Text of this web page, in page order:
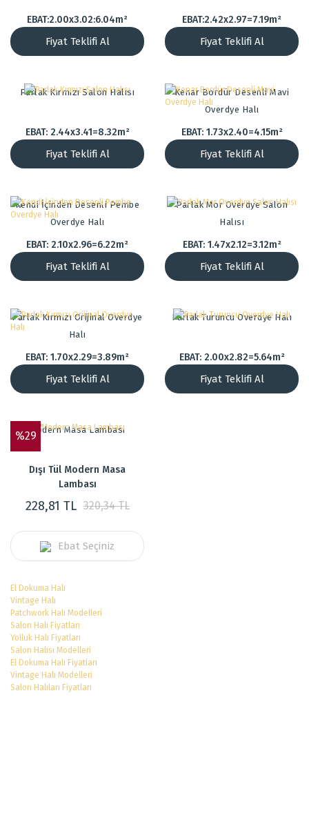
EBAT:2.00x3.02:6.04m²
Fiyat Teklifi Al
EBAT:2.42x2.97=7.19m²
Fiyat Teklifi Al
Parlak Kırmızı Salon Halısı
EBAT: 2.44x3.41=8.32m²
Fiyat Teklifi Al
Kenar Bordür Desenli Mavi
Overdye Halı
EBAT: 1.73x2.40=4.15m²
Fiyat Teklifi Al
Kendi İçinden Desenli Pembe
Overdye Halı
EBAT: 2.10x2.96=6.22m²
Fiyat Teklifi Al
Parlak Mor Overdye Salon
Halısı
EBAT: 1.47x2.12=3.12m²
Fiyat Teklifi Al
Parlak Kırmızı Orijinal Overdye
Halı
EBAT: 1.70x2.29=3.89m²
Fiyat Teklifi Al
Parlak Turuncu Overdye Halı
EBAT: 2.00x2.82=5.64m²
Fiyat Teklifi Al
%29Modern Masa Lambası
Dışı Tül Modern Masa
Lambası
228,81 TL 320,34 TL
Ebat Seçiniz
El Dokuma Halı
Vintage Halı
Patchwork Halı Modelleri
Salon Halı Fiyatları
Yolluk Halı Fiyatları
Salon Halısı Modelleri
El Dokuma Halı Fiyatları
Vintage Halı Modelleri
Salon Halıları Fiyatları